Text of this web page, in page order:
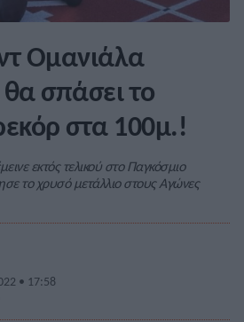
Ομανιάλα
θα σπάσει το
στα 100μ.!
εκτός τελικού στο Παγκόσμιο
το χρυσό μετάλλιο στους Αγώνες
• 17:58